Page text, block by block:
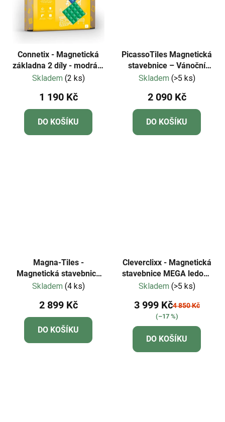
Connetix - Magnetická
základna 2 díly - modrá a
zelená
Skladem (2 ks)
1 190 Kč
DO KOŠÍKU
PicassoTiles Magnetická
stavebnice – Vánoční
chaloupka s figurkami
Skladem (>5 ks)
2 090 Kč
DO KOŠÍKU
Magna-Tiles -
Magnetická stavebnice
Builder XL Truck 50 dílů
Skladem (4 ks)
2 899 Kč
DO KOŠÍKU
Cleverclixx - Magnetická
stavebnice MEGA ledové
krystaly - 180 dílů
Skladem (>5 ks)
3 999 Kč4 850 Kč
(–17 %)
DO KOŠÍKU